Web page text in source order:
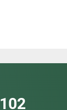
102